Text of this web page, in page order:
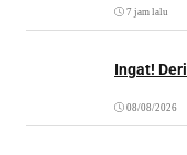
7 jam lalu
Ingat!
08/08/2026